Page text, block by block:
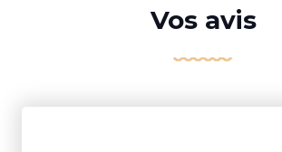
Vos avis